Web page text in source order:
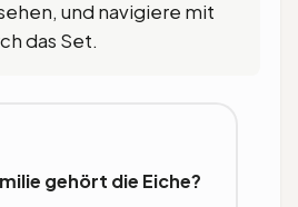
und navigiere mit
das Set.
gehört die Eiche?
der Buchengewächse